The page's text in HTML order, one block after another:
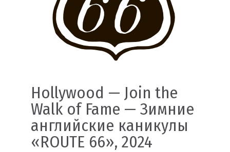
Hollywood — Join the
Walk of Fame — Зимние
английские каникулы
«ROUTE 66», 2024